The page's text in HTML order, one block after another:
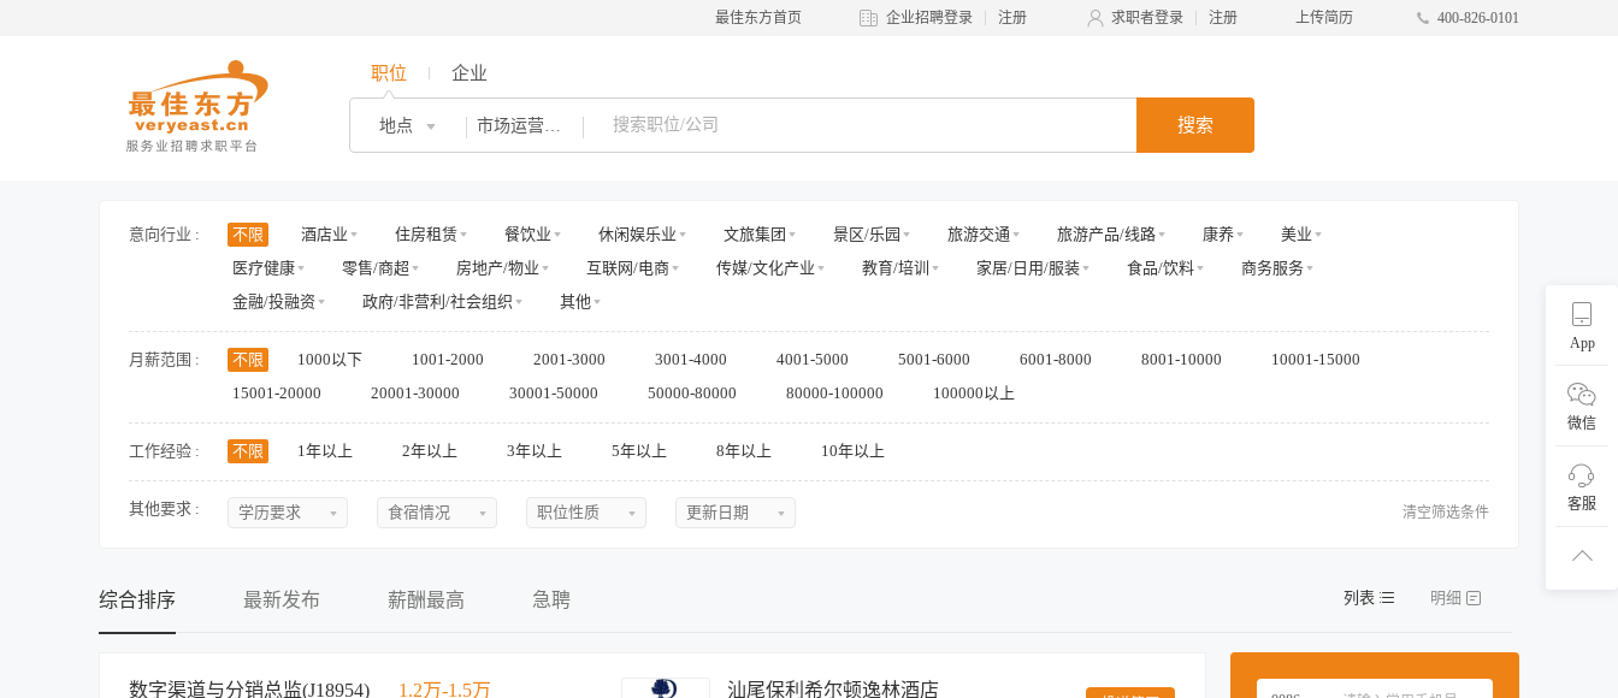
最佳东方首页 企业招聘登录 注册 求职者登录 注册 上传简历 400-826-0101
职位 企业
地点 市场运营其他职位 搜索
App
微信
客服
意向行业 : 不限 酒店业 住房租赁 餐饮业 休闲娱乐业 文旅集团 景区/乐园 旅游交通 旅游产品/线路 康养
美业
医疗健康
零售/商超 房地产/物业 互联网/电商 传媒/文化产业 教育/培训 家居/日用/服装 食品/饮料
商务服务
金融/投融资
政府/非营利/社会组织 其他
月薪范围 : 不限 1000以下 1001-2000 2001-3000 3001-4000 4001-5000 5001-6000 6001-8000 8001-10000
10001-15000
15001-20000
20001-30000 30001-50000 50000-80000 80000-100000 100000以上
工作经验 : 不限 1年以上 2年以上 3年以上 5年以上 8年以上 10年以上
其他要求 : 学历要求
初中
高中
食宿情况
提供食宿
可提供住
职位性质
全职
更新日期
近一周
清空筛选条件
综合排序 最新发布 薪酬最高 急聘
数字渠道与分销总监(J18954) 1.2万-1.5万 汕尾保利希尔顿逸林酒店
列表 明细